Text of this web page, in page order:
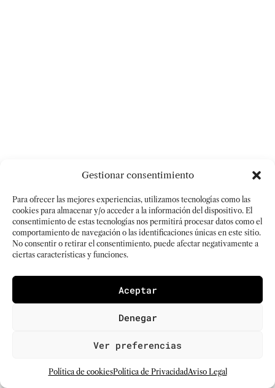
Gestionar consentimiento
Para ofrecer las mejores experiencias, utilizamos tecnologías como las
cookies para almacenar y/o acceder a la información del dispositivo. El
consentimiento de estas tecnologías nos permitirá procesar datos como el
comportamiento de navegación o las identificaciones únicas en este sitio.
No consentir o retirar el consentimiento, puede afectar negativamente a
ciertas características y funciones.
Aceptar
Denegar
Ver preferencias
Política de cookiesPolítica de PrivacidadAviso Legal